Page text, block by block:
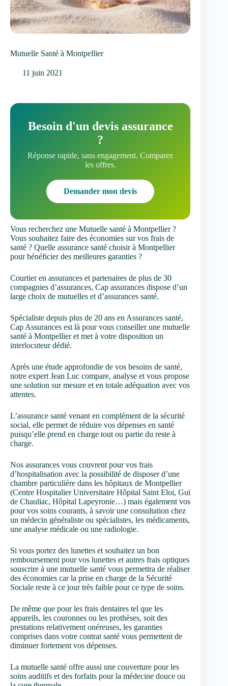
Mutuelle Santé à Montpellier
11 juin 2021
Besoin d'un devis assurance
?
Réponse rapide, sans engagement. Comparez
les offres.
Demander mon devis
Vous recherchez une Mutuelle santé à Montpellier ?
Vous souhaitez faire des économies sur vos frais de
santé ? Quelle assurance santé choisir à Montpellier
pour bénéficier des meilleures garanties ?
Courtier en assurances et partenaires de plus de 30
compagnies d’assurances, Cap assurances dispose d’un
large choix de mutuelles et d’assurances santé.
Spécialiste depuis plus de 20 ans en Assurances santé,
Cap Assurances est là pour vous conseiller une mutuelle
santé à Montpellier et met à votre disposition un
interlocuteur dédié.
Après une étude approfondie de vos besoins de santé,
notre expert Jean Luc compare, analyse et vous propose
une solution sur mesure et en totale adéquation avec vos
attentes.
L’assurance santé venant en complément de la sécurité
social, elle permet de réduire vos dépenses en santé
puisqu’elle prend en charge tout ou partie du reste à
charge.
Nos assurances vous couvrent pour vos frais
d’hospitalisation avec la possibilité de disposer d’une
chambre particulière dans les hôpitaux de Montpellier
(Centre Hospitalier Universitaire Hôpital Saint Eloi, Gui
de Chauliac, Hôpital Lapeyronie…) mais également vos
pour vos soins courants, à savoir une consultation chez
un médecin généraliste ou spécialistes, les médicaments,
une analyse médicale ou une radiologie.
Si vous portez des lunettes et souhaitez un bon
remboursement pour vos lunettes et autres frais optiques
souscrire à une mutuelle santé vous permettra de réaliser
des économies car la prise en charge de la Sécurité
Sociale reste à ce jour très faible pour ce type de soins.
De même que pour les frais dentaires tel que les
appareils, les couronnes ou les prothèses, soit des
prestations relativement onéreuses, les garanties
comprises dans votre contrat santé vous permettent de
diminuer fortement vos dépenses.
La mutuelle santé offre aussi une couverture pour les
soins auditifs et des forfaits pour la médecine douce ou